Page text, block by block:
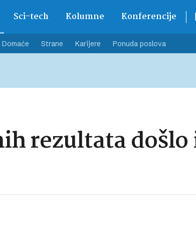
Sci-tech Kolumne Konferencije
Domaće Strane Karijere Ponuda poslova
rezultata